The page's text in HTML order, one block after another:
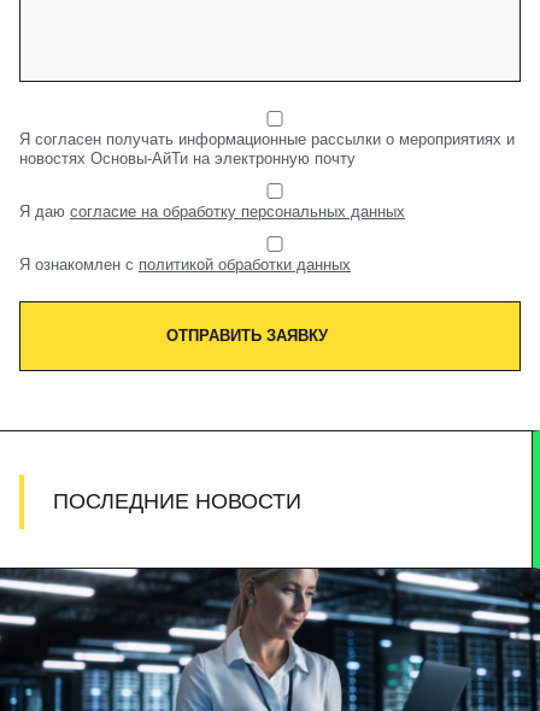
Я согласен получать информационные рассылки о мероприятиях и
новостях Основы-АйТи на электронную почту
Я даю согласие на обработку персональных данных
Я ознакомлен с политикой обработки данных
ОТПРАВИТЬ ЗАЯВКУ
ПОСЛЕДНИЕ НОВОСТИ